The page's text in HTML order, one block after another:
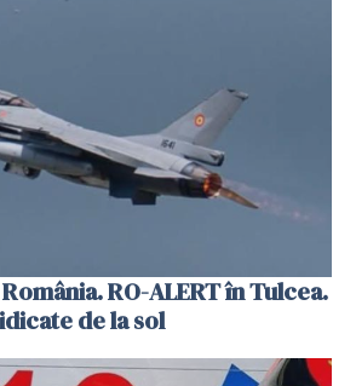
RO-ALERT în Tulcea.
de la sol